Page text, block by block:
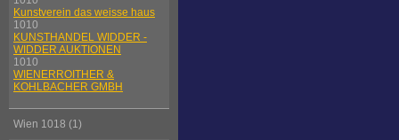
Kunstverein das weisse haus
1010
KUNSTHANDEL WIDDER -
WIDDER AUKTIONEN
1010
WIENERROITHER &
KOHLBACHER GMBH
Wien 1018 (1)